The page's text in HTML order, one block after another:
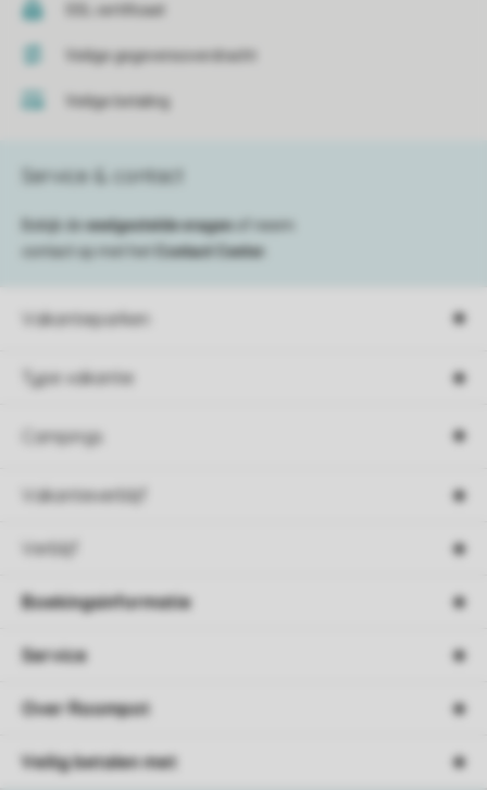
SSL certificaat
Veilige gegevensoverdracht
Veilige betaling
Vakantieparken
Type vakantie
Campings
Vakantieverblijf
Verblijf
Service & contact
Bekijk de veelgestelde vragen
of neem
contact op met het
Contact Center
Boekingsinformatie
Service
Over Roompot
Veilig betalen met